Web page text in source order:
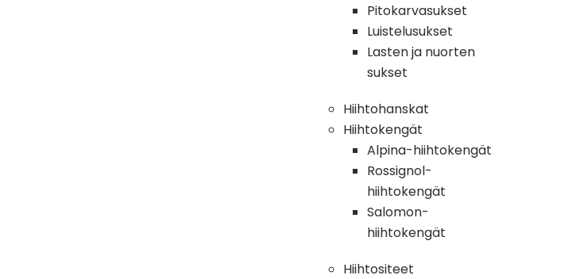
Pitokarvasukset
Luistelusukset
Lasten ja nuorten
sukset
Hiihtohanskat
Hiihtokengät
Alpina-hiihtokengät
Rossignol-
hiihtokengät
Salomon-
hiihtokengät
Hiihtositeet